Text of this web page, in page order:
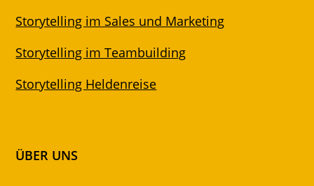
Storytelling im Sales und Marketing
Storytelling im Teambuilding
Storytelling Heldenreise
ÜBER UNS